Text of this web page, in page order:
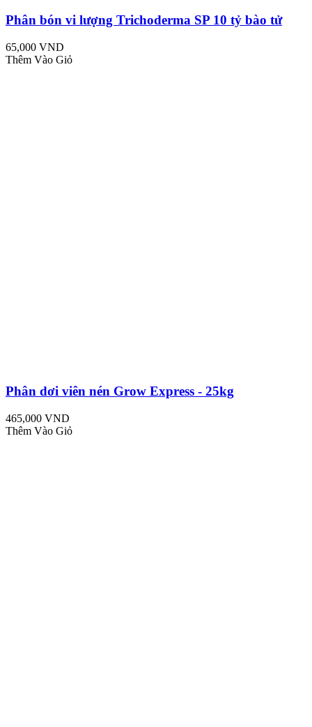
Phân bón vi lượng Trichoderma SP 10 tỷ bào tử
65,000 VND
Thêm Vào Giỏ
Phân dơi viên nén Grow Express - 25kg
465,000 VND
Thêm Vào Giỏ